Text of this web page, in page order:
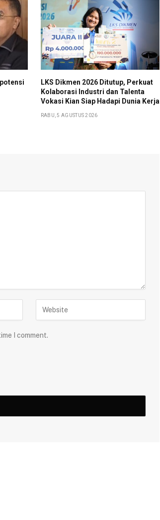
LKS Dikmen 2026 Ditutup, Perkuat
Kolaborasi Industri dan Talenta
Vokasi Kian Siap Hadapi Dunia Kerja
RABU, 5 AGUSTUS 2026
I comment.